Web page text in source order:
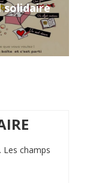
solidaire
Les champs